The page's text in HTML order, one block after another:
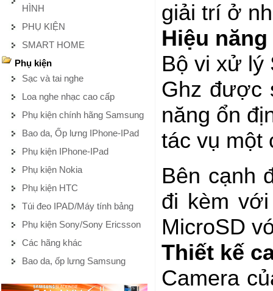
HÌNH
PHỤ KIỆN
SMART HOME
Phụ kiện
Sạc và tai nghe
Loa nghe nhạc cao cấp
Phụ kiện chính hãng Samsung
Bao da, Ốp lưng IPhone-IPad
Phụ kiện IPhone-IPad
Phụ kiện Nokia
Phụ kiện HTC
Túi đeo IPAD/Máy tính bảng
Phụ kiện Sony/Sony Ericsson
Các hãng khác
Bao da, ốp lưng Samsung
giải trí ở
Hiệu
Bộ vi xử lý
Ghz được
năng ổn
tác vụ một
Bên cạnh
đi kèm
MicroSD
Thiết kế
Camera